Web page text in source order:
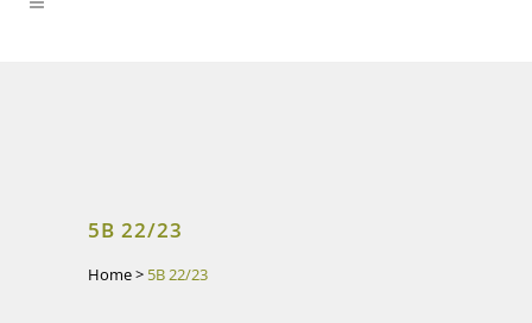
5B 22/23
Home> 5B 22/23